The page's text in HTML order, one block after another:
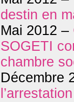
destin en
Mai 2012 –
SOGETI
chambre
Décembre